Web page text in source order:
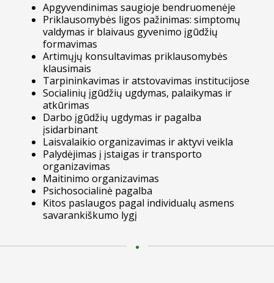
Apgyvendinimas saugioje bendruomenėje
Priklausomybės ligos pažinimas: simptomų
valdymas ir blaivaus gyvenimo įgūdžių
formavimas
Artimųjų konsultavimas priklausomybės
klausimais
Tarpininkavimas ir atstovavimas institucijose
Socialinių įgūdžių ugdymas, palaikymas ir
atkūrimas
Darbo įgūdžių ugdymas ir pagalba
įsidarbinant
Laisvalaikio organizavimas ir aktyvi veikla
Palydėjimas į įstaigas ir transporto
organizavimas
Maitinimo organizavimas
Psichosocialinė pagalba
Kitos paslaugos pagal individualų asmens
savarankiškumo lygį